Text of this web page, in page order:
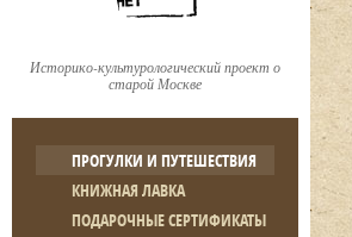
Историко-культурологический проект о
старой Москве
ПРОГУЛКИ И ПУТЕШЕСТВИЯ
КНИЖНАЯ ЛАВКА
ПОДАРОЧНЫЕ СЕРТИФИКАТЫ